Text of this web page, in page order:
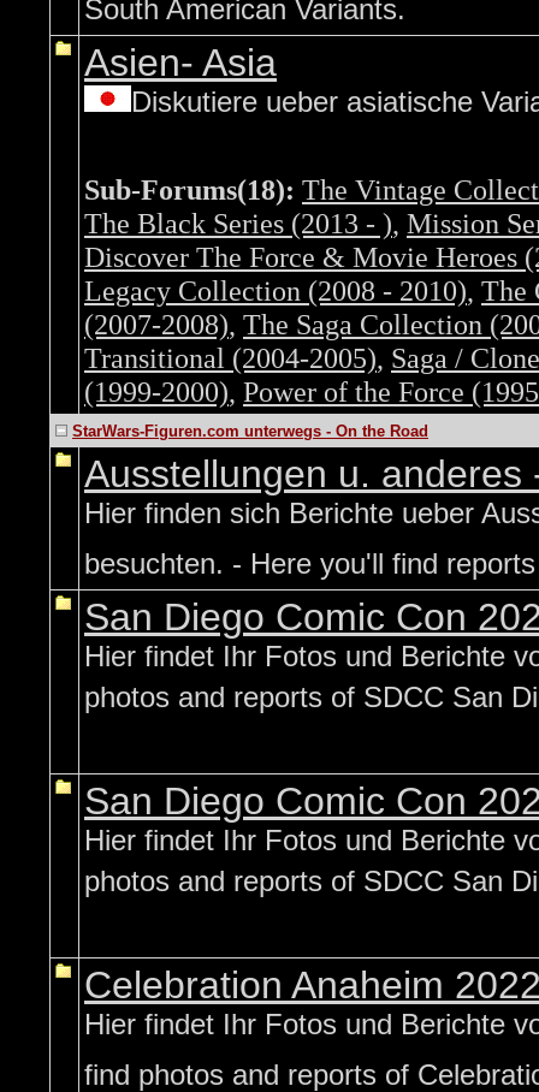
South American Variants.
Asien- Asia
Diskutiere ueber asiatische
Sub-Forums(18): The Vintage
The Black Series (2013 - ), Mission
Discover The Force & Movie Heroes
Legacy Collection (2008 - 2010), The
(2007-2008), The Saga Collection
Transitional (2004-2005), Saga /
(1999-2000), Power of the Force
StarWars-Figuren.com unterwegs - On the Road
Ausstellungen u.
Hier finden sich Berichte ueber
besuchten. - Here you'll find
San Diego Comic Con
Hier findet Ihr Fotos und Berichte
photos and reports of SDCC San
San Diego Comic Con
Hier findet Ihr Fotos und Berichte
photos and reports of SDCC San
Celebration Anaheim
Hier findet Ihr Fotos und Berichte
find photos and reports of